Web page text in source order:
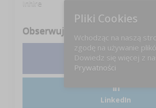
Inhire
Obserwuj nas
Facebook
LinkedIn
Pliki Cookies
Wchodząc na naszą
zgodę na używanie
Dowiedz się więcej z
Prywatności